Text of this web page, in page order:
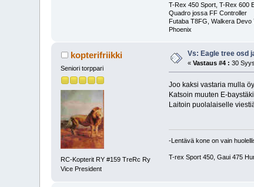
T-Rex 450 Sport, T-Rex 600
Quadro jossa FF Controller
Futaba T8FG, Walkera Devo
Phoenix
kopterifriikki
Seniori torppari
RC-Kopterit RY #159 TreRc Ry
Vice President
Vs: Eagle tree osd
«Vastaus #4 : 30
Joo kaksi vastaria mulla
Katsoin muuten E-
Laitoin puolalaiselle
-Lentävä kone on vain
T-rex Sport 450, Gaui 475